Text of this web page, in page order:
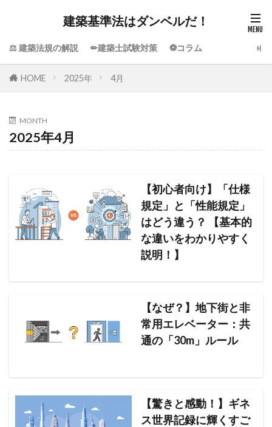
建築基準法はダンベルだ！
⚖️ 建築法規の解説 ✏建築士試験対策 ⚽コラム
HOME 2025年 4月
MONTH
2025年4月
【初心者向け】「仕様
規定」と「性能規定」
はどう違う？ 【基本的
な違いをわかりやすく
説明！】
【なぜ？】地下街と非
常用エレベーター：共
通の「30m」ルール
【驚きと感動！】ギネ
ス世界記録に輝くすご